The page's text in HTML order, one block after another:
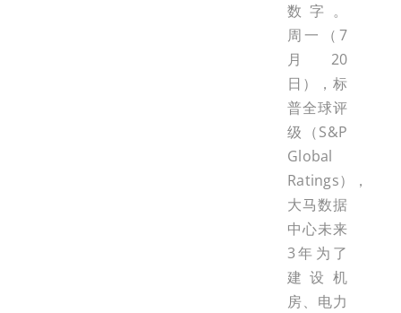
数字。
周一（7
月20
日），标
普全球评
级（S&P
Global
Ratings），
大马数据
中心未来
3年为了
建设机
房、电力